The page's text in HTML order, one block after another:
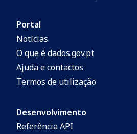
autóctone, quer na
os critérios propostos no
Estratigráfico Internacional.
Portal
Notícias
O que é dados.gov.pt
Ajuda e contactos
Termos de utilização
Desenvolvimento
Referência API